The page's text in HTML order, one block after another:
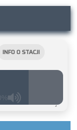
INFO O STACJI